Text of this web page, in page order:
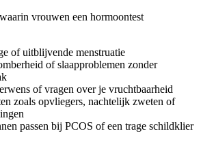
vrouwen een hormoontest
of uitblijvende menstruatie
of slaapproblemen zonder
of vragen over je vruchtbaarheid
zoals opvliegers, nachtelijk zweten of
passen bij PCOS of een trage schildklier